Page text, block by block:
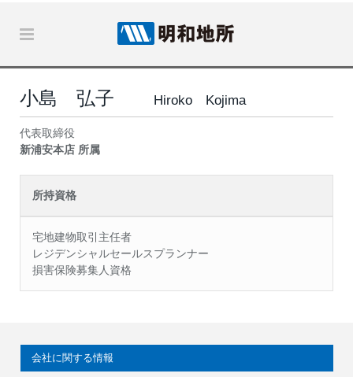
小島 弘子 Hiroko Kojima
代表取締役
新浦安本店 所属
所持資格
宅地建物取引主任者
レジデンシャルセールスプランナー
損害保険募集人資格
会社に関する情報